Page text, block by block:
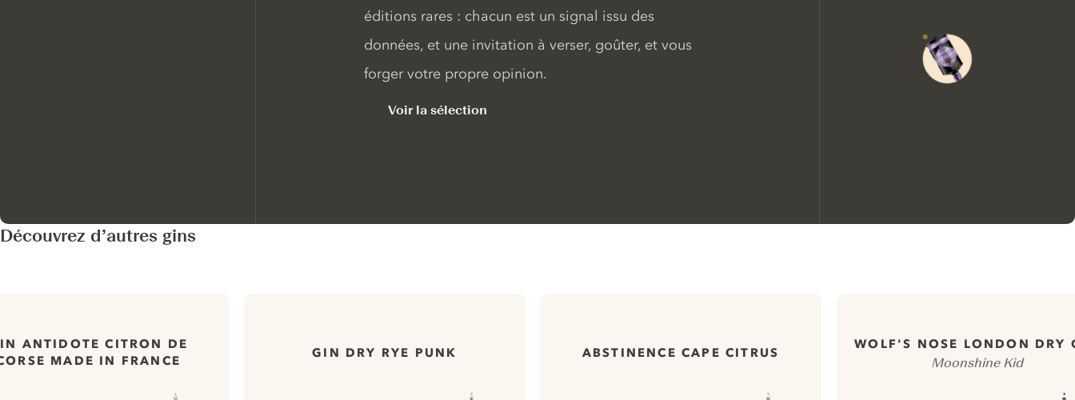
éditions rares : chacun est un signal issu des
données, et une invitation à verser, goûter, et vous
forger votre propre opinion.
Voir la sélection
Découvrez d’autres gins
ANTIDOTE CITRON DE
MADE IN FRANCE
GIN DRY RYE PUNK ABSTINENCE CAPE CITRUS
WOLF'S NOSE LONDON DRY
Moonshine Kid
En savoir plus surnotre politique de gestion